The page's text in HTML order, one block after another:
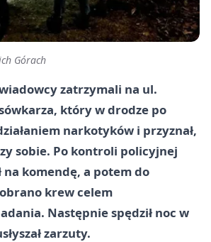
Górach
zatrzymali na ul.
który w drodze po
narkotyków i przyznał,
sobie. Po kontroli policyjnej
na komendę, a potem do
krew celem
Następnie spędził noc w
zarzuty.